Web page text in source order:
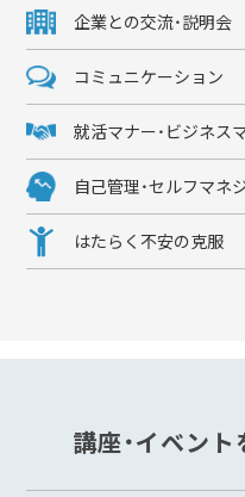
企業との交流・説明会
コミュニケーション
就活マナー・ビジネス
自己管理・セルフマネ
はたらく不安の克服
講座・イベン